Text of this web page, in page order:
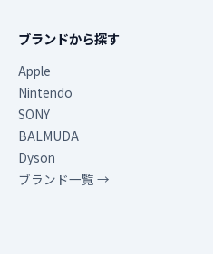
ブランドから探す
Apple
Nintendo
SONY
BALMUDA
Dyson
ブランド一覧 →